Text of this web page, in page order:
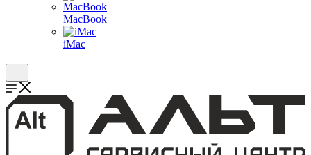
MacBook
iMac